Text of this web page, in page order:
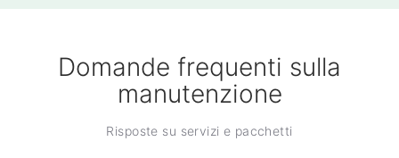
Domande frequenti sulla
manutenzione
Risposte su servizi e pacchetti